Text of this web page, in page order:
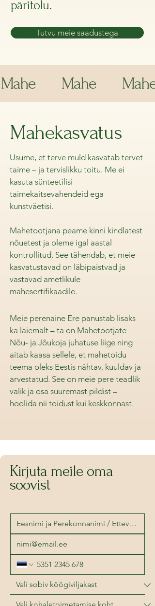
päritolu.
Tutvu meie saadustega
Mahe Mahe Mahe
Mahekasvatus
Usume, et terve muld kasvatab tervet
taime – ja tervislikku toitu. Me ei
kasuta sünteetilisi
taimekaitsevahendeid ega
kunstväetisi.
Mahetootjana peame kinni kindlatest
nõuetest ja oleme igal aastal
kontrollitud. See tähendab, et meie
kasvatustavad on läbipaistvad ja
vastavad ametlikule
mahesertifikaadile.
Meie perenaine Ere panustab lisaks
ka laiemalt – ta on Mahetootjate
Nõu- ja Jõukoja juhatuse liige ning
aitab kaasa sellele, et mahetoidu
teema oleks Eestis nähtav, kuuldav ja
arvestatud. See on meie pere teadlik
valik ja osa suuremast pildist –
hoolida nii toidust kui keskkonnast.
Kirjuta meile oma
soovist